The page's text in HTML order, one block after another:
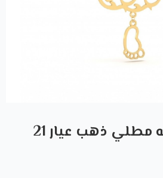
بروش ماشاء الله مطلي ذهب عيار 21